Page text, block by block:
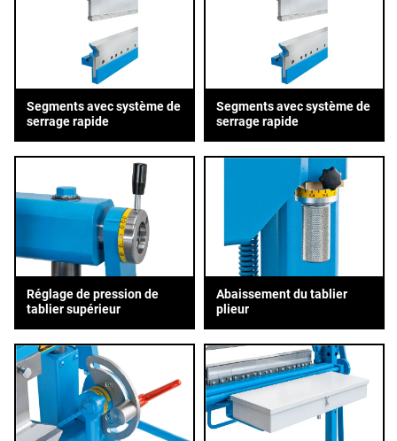
Segments avec système de
serrage rapide
Segments avec système de
serrage rapide
Réglage de pression de
tablier supérieur
Abaissement du tablier
plieur